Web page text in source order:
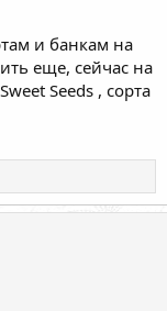
и банкам на
еще, сейчас на
Seeds , сорта